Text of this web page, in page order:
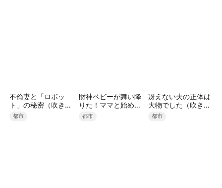
不倫妻と「ロボッ
ト」の秘密（吹き替
え）
都市
財神ベビーが舞い降
りた！ママと始める
逆転人生（吹き替
え）
都市
冴えない夫の正体は
大物でした（吹き替
え）
都市